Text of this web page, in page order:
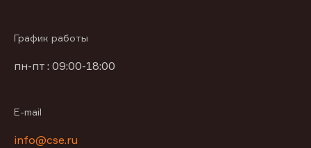
График работы
пн-пт : 09:00-18:00
E-mail
info@cse.ru